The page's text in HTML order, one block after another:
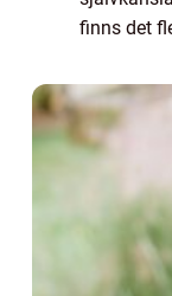
finns det